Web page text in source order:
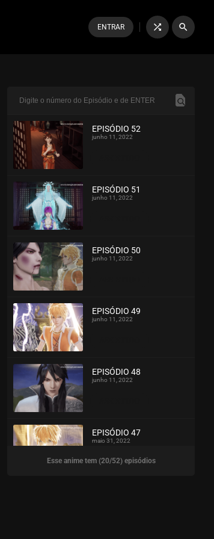
ENTRAR shuffle search
EPISÓDIO 52
junho 11, 2022
EPISÓDIO 51
junho 11, 2022
EPISÓDIO 50
junho 11, 2022
EPISÓDIO 49
junho 11, 2022
EPISÓDIO 48
junho 11, 2022
ASSISTIDO
EPISÓDIO 47
maio 31, 2022
Esse anime tem (20/52) episódios